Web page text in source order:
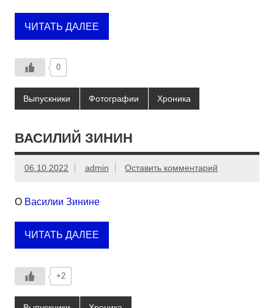
ЧИТАТЬ ДАЛЕЕ
0
Выпускники Фотографии Хроника
ВАСИЛИЙ ЗИНИН
06.10.2022 admin Оставить комментарий
О Василии Зинине
ЧИТАТЬ ДАЛЕЕ
+2